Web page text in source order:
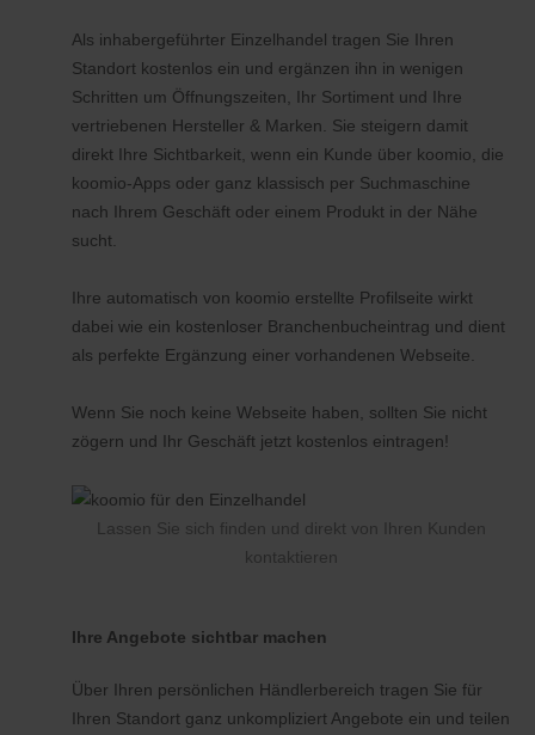
Als inhabergeführter Einzelhandel tragen Sie Ihren
Standort kostenlos ein und ergänzen ihn in wenigen
Schritten um Öffnungszeiten, Ihr Sortiment und Ihre
vertriebenen Hersteller & Marken. Sie steigern damit
direkt Ihre Sichtbarkeit, wenn ein Kunde über koomio, die
koomio-Apps oder ganz klassisch per Suchmaschine
nach Ihrem Geschäft oder einem Produkt in der Nähe
sucht.
Ihre automatisch von koomio erstellte Profilseite wirkt
dabei wie ein kostenloser Branchenbucheintrag und dient
als perfekte Ergänzung einer vorhandenen Webseite.
Wenn Sie noch keine Webseite haben, sollten Sie nicht
zögern und Ihr Geschäft jetzt kostenlos eintragen!
Lassen Sie sich finden und direkt von Ihren Kunden
kontaktieren
Ihre Angebote sichtbar machen
Über Ihren persönlichen Händlerbereich tragen Sie für
Ihren Standort ganz unkompliziert Angebote ein und teilen